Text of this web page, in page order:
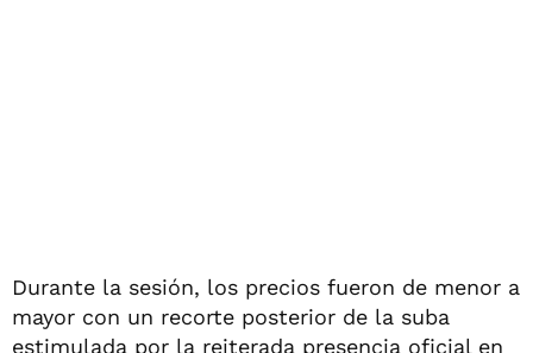
Durante la sesión, los precios fueron de menor a
mayor con un recorte posterior de la suba
estimulada por la reiterada presencia oficial en